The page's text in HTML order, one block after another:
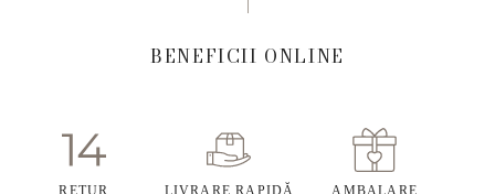
BENEFICII ONLINE
RETUR
LIVRARE RAPIDĂ
AMBALARE